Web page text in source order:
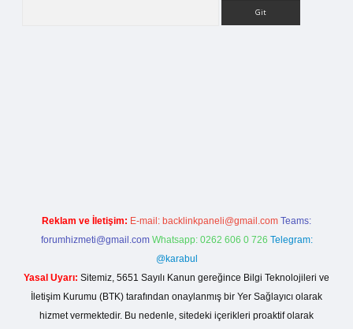
Reklam ve İletişim: E-mail: backlinkpaneli@gmail.com Teams:
forumhizmeti@gmail.com Whatsapp: 0262 606 0 726 Telegram:
@karabul
Yasal Uyarı: Sitemiz, 5651 Sayılı Kanun gereğince Bilgi Teknolojileri ve
İletişim Kurumu (BTK) tarafından onaylanmış bir Yer Sağlayıcı olarak
hizmet vermektedir. Bu nedenle, sitedeki içerikleri proaktif olarak